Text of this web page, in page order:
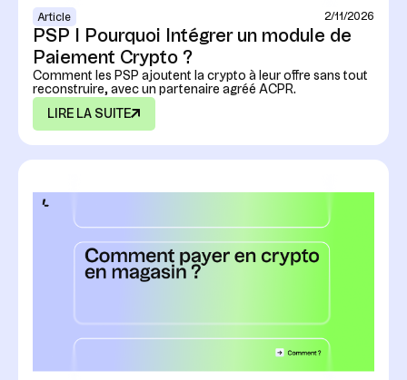
Article 2/11/2026
PSP I Pourquoi Intégrer un module de
Paiement Crypto ?
Comment les PSP ajoutent la crypto à leur offre sans tout
reconstruire, avec un partenaire agréé ACPR.
LIRE LA SUITE